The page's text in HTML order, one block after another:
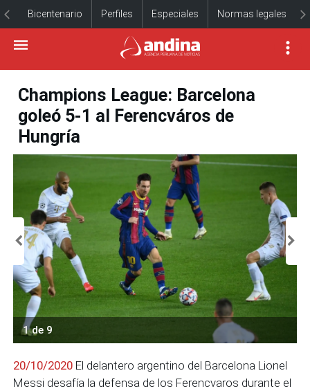
Bicentenario Perfiles Especiales Normas legales
Champions League: Barcelona
goleó 5-1 al Ferencváros de
Hungría
1 de 9
20/10/2020 El delantero argentino del Barcelona Lionel
Messi desafía la defensa de los Ferencvaros durante el